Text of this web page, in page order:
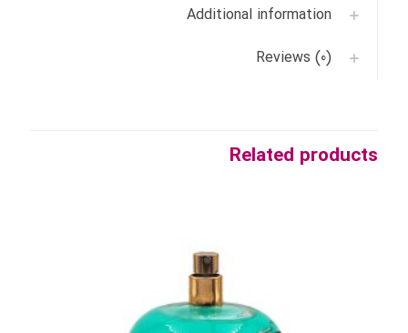
Additional information
Reviews (0)
Related products